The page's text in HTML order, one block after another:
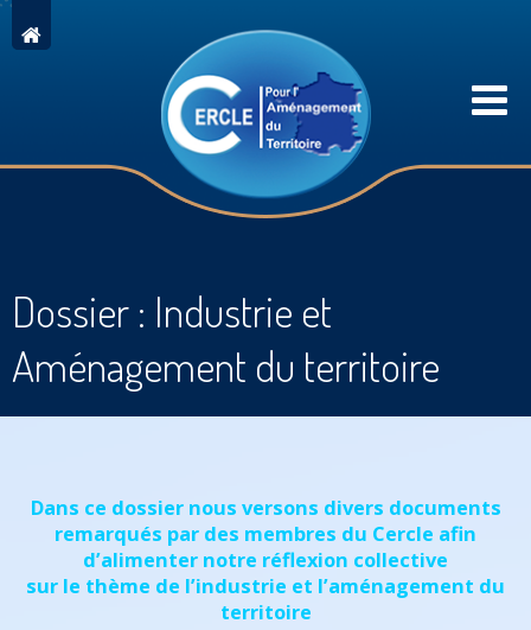
Dossier : Industrie et
Aménagement du territoire
Dans ce dossier nous versons divers documents
remarqués par des membres du Cercle afin
d’alimenter notre réflexion collective
sur le thème de l’industrie et l’aménagement du
territoire